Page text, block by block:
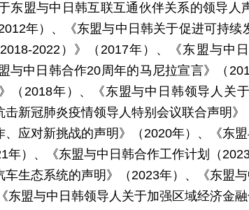
东盟与中日韩互联互通伙伴关系的领导
年）、《东盟与中日韩关于促进可持
2022）》（2017年）、《东盟与中
与中日韩合作20周年的马尼拉宣言》（
（2018年）、《东盟与中日韩领导人关
新冠肺炎疫情领导人特别会议联合声明
应对新挑战的声明》（2020年）、《东
年）、《东盟与中日韩合作工作计划（
生态系统的声明》（2023年）、《东盟
东盟与中日韩领导人关于加强区域经济金融